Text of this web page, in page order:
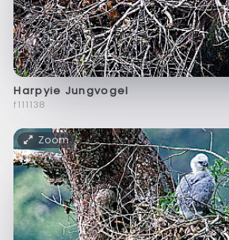
Harpyie Jungvogel
f111138
Zoom